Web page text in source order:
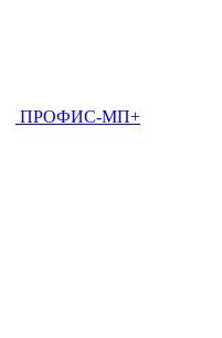
ПРОФИС-МП+